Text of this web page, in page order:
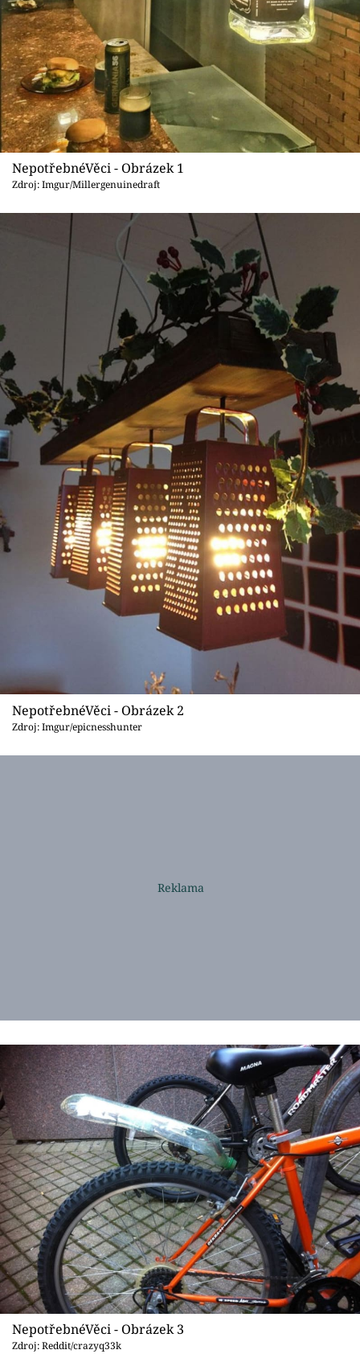
Přihlášení
Sledujte nás
NepotřebnéVěci - Obrázek 1
Zdroj: Imgur/Millergenuinedraft
NepotřebnéVěci - Obrázek 2
Zdroj: Imgur/epicnesshunter
NepotřebnéVěci - Obrázek 3
Zdroj: Reddit/crazyq33k